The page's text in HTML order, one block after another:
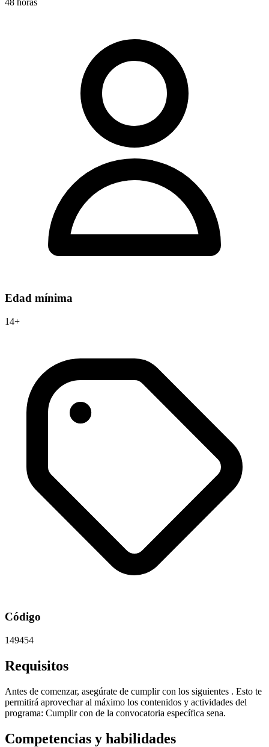
48 horas
Edad mínima
14+
Código
149454
Requisitos
Antes de comenzar, asegúrate de cumplir con los siguientes . Esto te
permitirá aprovechar al máximo los contenidos y actividades del
programa: Cumplir con de la convocatoria específica sena.
Competencias y habilidades